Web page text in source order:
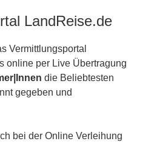
LandReise.de
Vermittlungsportal
online per Live Übertragung
die Beliebtesten
gegeben und
bei der Online Verleihung